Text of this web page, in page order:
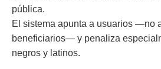
pública.
El sistema apunta a usuarios —no
beneficiarios— y penaliza
negros y latinos.